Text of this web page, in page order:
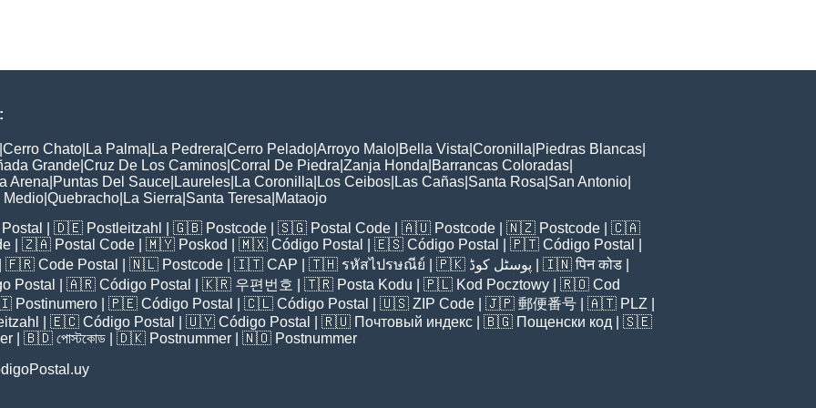
Cerro Chato La Palma La Pedrera Cerro Pelado Arroyo Malo Bella Vista Coronilla Piedras Blancas
Grande Cruz De Los Caminos Corral De Piedra Zanja Honda Barrancas Coloradas
Arena Puntas Del Sauce Laureles La Coronilla Los Ceibos Las Cañas Santa Rosa San Antonio
Medio Quebracho La Sierra Santa Teresa Mataojo
| 🇩🇪 Postleitzahl | 🇬🇧 Postcode | 🇸🇬 Postal Code | 🇦🇺 Postcode | 🇳🇿 Postcode | 🇨🇦
| 🇿🇦 Postal Code | 🇲🇾 Poskod | 🇲🇽 Código Postal | 🇪🇸 Código Postal | 🇵🇹 Código Postal
🇫🇷 Code Postal | 🇳🇱 Postcode | 🇮🇹 CAP | 🇹🇭 รหัสไปรษณีย์ | 🇵🇰 پوسٹل کوڈ | 🇮🇳पिन कोड
Postal
| 🇦🇷 Código Postal | 🇰🇷 우편번호 | 🇹🇷 Posta Kodu | 🇵🇱 Kod Pocztowy | 🇷🇴 Cod
Postinumero | 🇵🇪 Código Postal | 🇨🇱 Código Postal | 🇺🇸 ZIP Code | 🇯🇵 郵便番号 | 🇦🇹 PLZ
| 🇪🇨 Código Postal | 🇺🇾 Código Postal | 🇷🇺 Почтовый индекс | 🇧🇬 Пощенски код | 🇸🇪
| 🇧🇩 পোস্টকোড | 🇩🇰 Postnummer | 🇳🇴 Postnummer